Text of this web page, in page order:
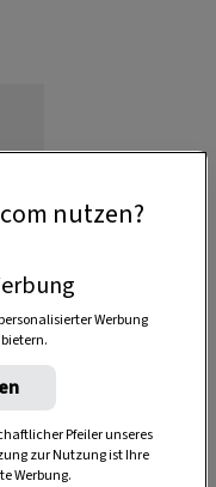
nutzen?
Werbung
Pfeiler unseres
zur Nutzung ist Ihre
Werbung.